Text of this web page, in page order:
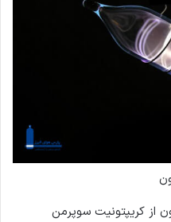
از کریپتونیت سوپرمن